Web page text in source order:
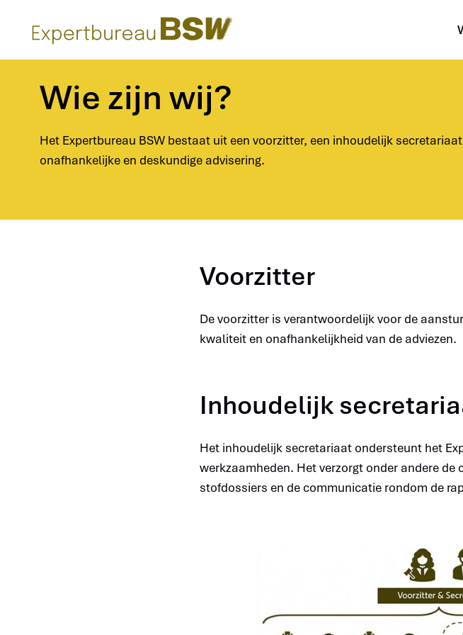
Home
Wie zijn wij?
Het Expertbureau BSW bestaat uit een voorzitter, een inhoudelijk
onafhankelijke en deskundige advisering.
Voorzitter
De voorzitter is verantwoordelijk voor de
kwaliteit en onafhankelijkheid van de adviezen.
Inhoudelijk
Het inhoudelijk secretariaat ondersteunt het
werkzaamheden. Het verzorgt onder andere
stofdossiers en de communicatie rondom de